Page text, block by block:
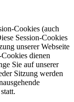
Cookies (auch
Session-Cookies
unserer Webseite
dienen
Sie auf unserer
Sitzung werden